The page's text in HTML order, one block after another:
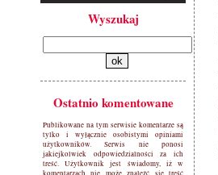
Wyszukaj
Ostatnio komentowane
Publikowane na tym serwisie komentarze są
tylko i wyłącznie osobistymi opiniami
użytkowników. Serwis nie ponosi
jakiejkolwiek odpowiedzialności za ich
treść. Użytkownik jest świadomy, iż w